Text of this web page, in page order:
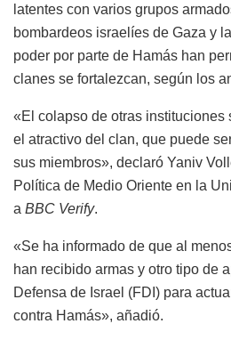
latentes con varios grupos
bombardeos israelíes de Gaza y
poder por parte de Hamás han
clanes se fortalezcan, según los
«El colapso de otras instituciones
el atractivo del clan, que puede
sus miembros», declaró Yaniv
Política de Medio Oriente en la
a BBC Verify.
«Se ha informado de que al
han recibido armas y otro tipo de
Defensa de Israel (FDI) para
contra Hamás», añadió.